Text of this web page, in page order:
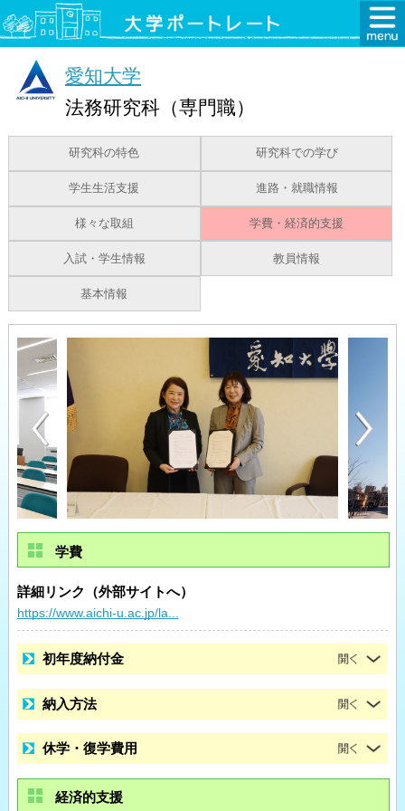
愛知大学
法務研究科（専門職）
研究科の特色 研究科での学び
学生生活支援 進路・就職情報
様々な取組 学費・経済的支援
入試・学生情報 教員情報
基本情報
学費
詳細リンク（外部サイトへ）
https://www.aichi-u.ac.jp/la...
初年度納付金
納入方法
休学・復学費用
経済的支援